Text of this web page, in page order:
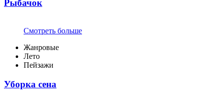
Рыбачок
Смотреть больше
Жанровые
Лето
Пейзажи
Уборка сена